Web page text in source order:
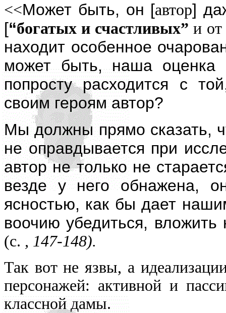
<<Может быть, он [автор]
[“богатых и счастливых” и
находит особенное
может быть, наша оценка
попросту расходится с
своим героям автор?
Мы должны прямо сказать,
не оправдывается при
автор не только не
везде у него обнажена,
ясностью, как бы дает
воочию убедиться,
(с. , 147-148).
Так вот не язвы, а
персонажей: активной и
классной дамы.